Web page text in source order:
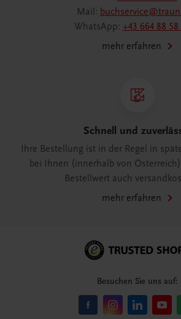
Mail:
WhatsApp: +43 664 88 58
mehr erfahren
Schnell und
Ihre Bestellung ist in der Regel in
bei Ihnen (innerhalb von Österreich)
Bestellwert auch
mehr erfahren
Besuchen Sie uns auf: